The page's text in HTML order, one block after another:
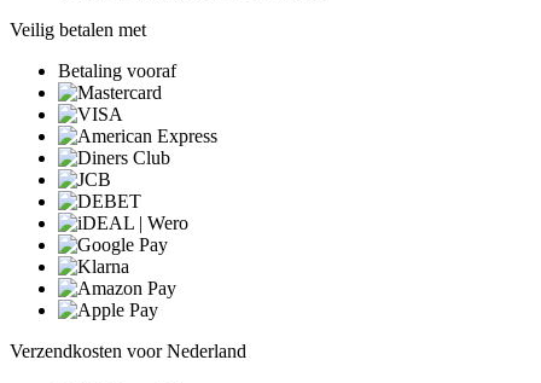
Veilig betalen met
Betaling vooraf
Verzendkosten voor Nederland